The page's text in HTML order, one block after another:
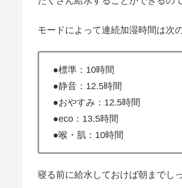
モードによって連続加湿時間は次
●標準：10時間
●静音：12.5時間
●おやすみ：12.5時間
●eco：13.5時間
●喉・肌：10時間
寝る前に給水しておけば朝までし